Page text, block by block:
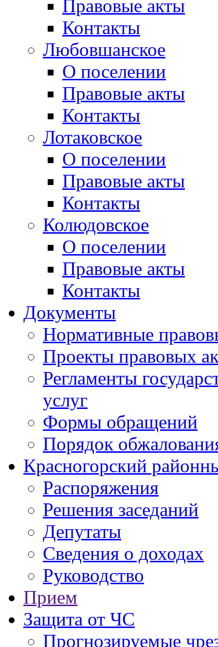
Правовые акты
Контакты
Любовшанское
О поселении
Правовые акты
Контакты
Лотаковское
О поселении
Правовые акты
Контакты
Колюдовское
О поселении
Правовые акты
Контакты
Документы
Нормативные
Проекты правовых
Регламенты
услуг
Формы обращений
Порядок
Красногорский
Распоряжения
Решения заседаний
Депутаты
Сведения о доходах
Руководство
Прием
Защита от ЧС
Прогнозируемые